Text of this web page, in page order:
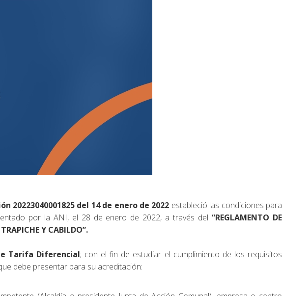
20223040001825 del 14 de enero de 2022 estableció las condiciones para
por la ANI, el 28 de enero de 2022, a través del“REGLAMENTO DE
Y CABILDO”.
Tarifa Diferencial; con el fin de estudiar el cumplimiento de los requisitos
debe presentar para su acreditación: